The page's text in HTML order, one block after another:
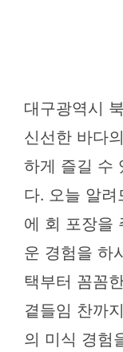
대구광역시
신선한 바다
하게 즐길 수
다. 오늘 알
에 회 포장을
운 경험을 하
택부터 꼼꼼
곁들임 찬까
의 미식 경험